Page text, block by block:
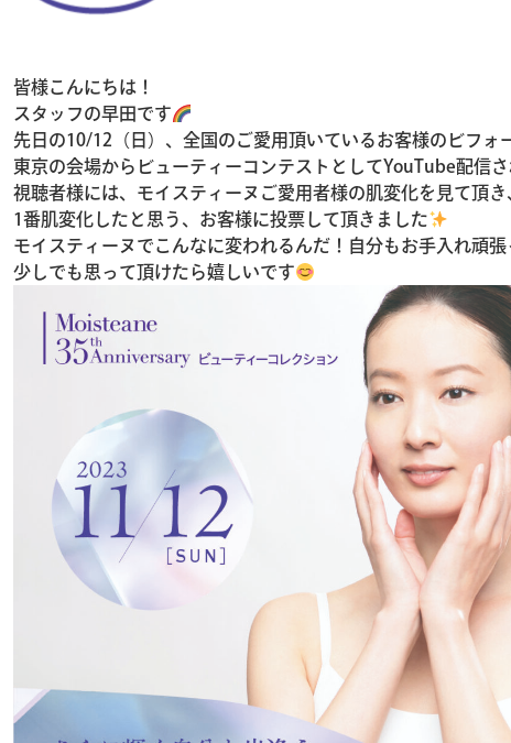
皆様こんにちは！
スタッフの早田です
先日の10/12（日）、全国のご愛用頂いているお客様のビフォ
東京の会場からビューティーコンテストとしてYouTube配信さ
視聴者様には、モイスティーヌご愛用者様の肌変化を見て頂き
1番肌変化したと思う、お客様に投票して頂きました
モイスティーヌでこんなに変われるんだ！自分もお手入れ頑張
少しでも思って頂けたら嬉しいです